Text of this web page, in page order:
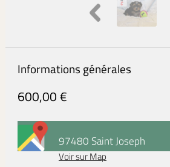
Informations générales
600,00 €
97480 Saint Joseph
Voir sur Map